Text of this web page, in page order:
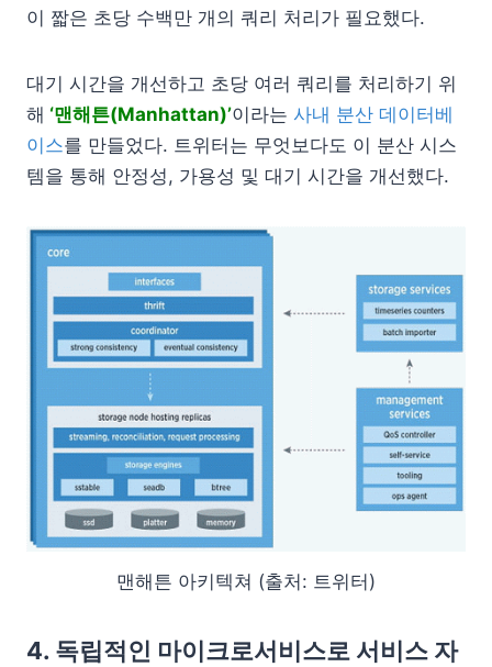
이 짧은 초당 수백만 개의 쿼리 처리가 필요했다.
대기 시간을 개선하고 초당 여러 쿼리를 처리하기 위
해 ‘맨해튼(Manhattan)’이라는 사내 분산 데이터베
이스를 만들었다. 트위터는 무엇보다도 이 분산 시스
템을 통해 안정성, 가용성 및 대기 시간을 개선했다.
맨해튼 아키텍쳐 (출처: 트위터)
4. 독립적인 마이크로서비스로 서비스 자